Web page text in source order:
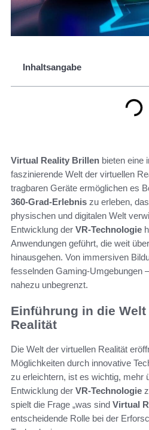
Inhaltsangabe
Virtual Reality Brillen bieten eine
faszinierende Welt der virtuellen
tragbaren Geräte ermöglichen es
360-Grad-Erlebnis zu erleben,
physischen und digitalen Welt
Entwicklung der VR-Technologie
Anwendungen geführt, die weit
hinausgehen. Von immersiven
fesselnden Gaming-Umgebungen
nahezu unbegrenzt.
Einführung in die
Realität
Die Welt der virtuellen Realität
Möglichkeiten durch innovative
zu erleichtern, ist es wichtig, mehr
Entwicklung der VR-Technologie
spielt die Frage „was sind Virtual
entscheidende Rolle bei der